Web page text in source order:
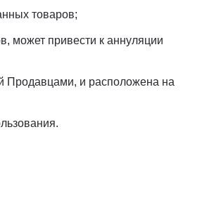
товаров;
может привести к аннуляции
Продавцами, и расположена на